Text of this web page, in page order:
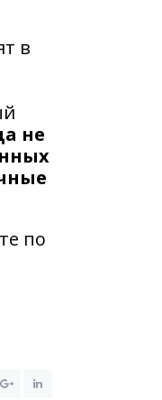
в
не
по